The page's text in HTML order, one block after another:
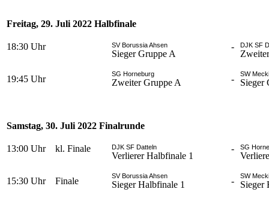
Freitag, 29. Juli 2022 Halbfinale
18:30 Uhr
19:45 Uhr
SV Borussia Ahsen
Sieger Gruppe A
SG Horneburg
Zweiter Gruppe A
-
-
DJK SF
SW
Sieger
Samstag, 30. Juli 2022 Finalrunde
13:00 Uhr
15:30 Uhr
kl. Finale
Finale
DJK SF Datteln
Verlierer Halbfinale 1
SV Borussia Ahsen
Sieger Halbfinale 1
-
-
SG
SW
Sieger